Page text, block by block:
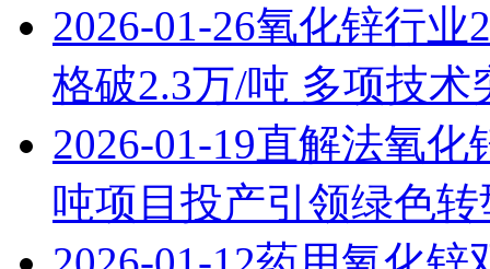
2026-01-26氧化锌行业
格破2.3万/吨 多项技
2026-01-19直解法氧化
吨项目投产引领绿色转